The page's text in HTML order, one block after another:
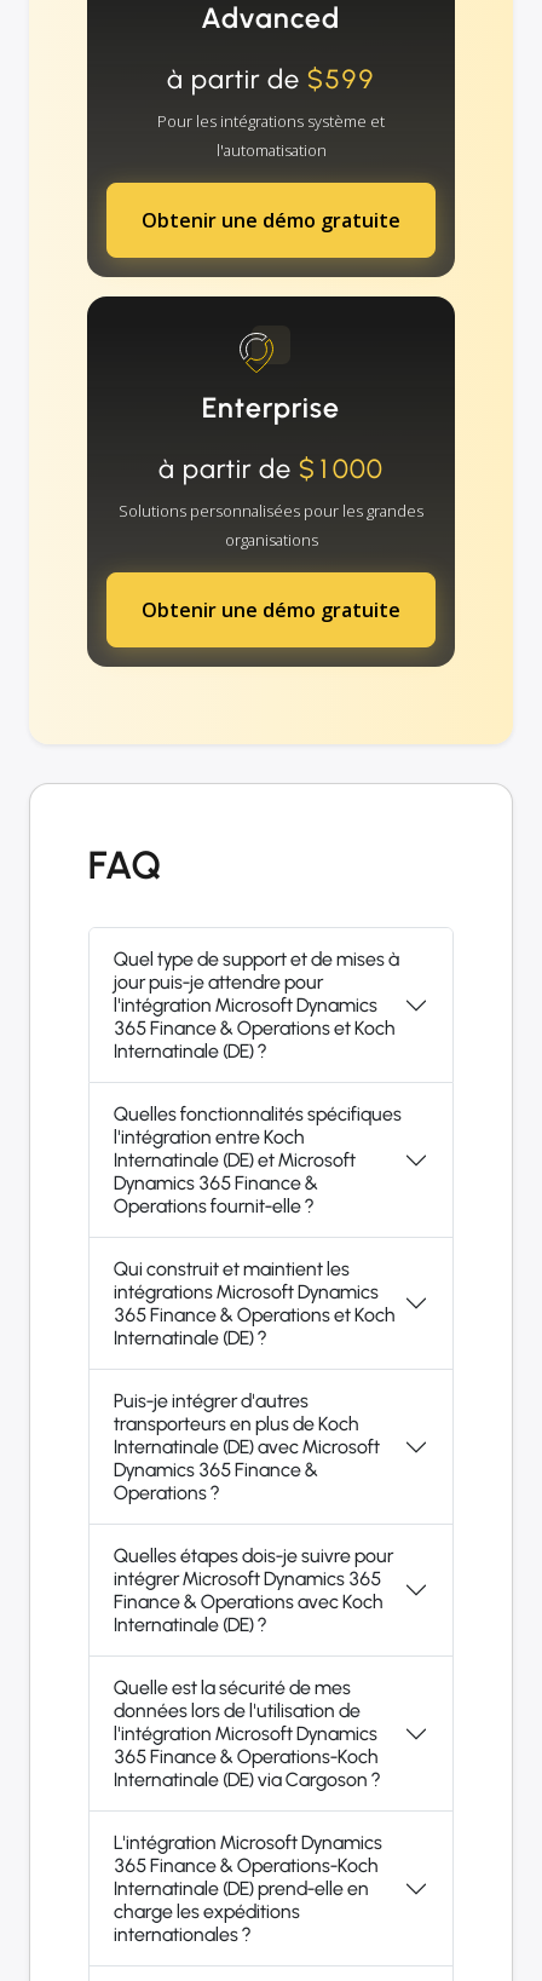
Advanced
à partir de $599
Pour les intégrations système et
l'automatisation
Obtenir une démo gratuite
Enterprise
à partir de $1000
Solutions personnalisées pour les grandes
organisations
Obtenir une démo gratuite
FAQ
Quel type de support et de mises à
jour puis-je attendre pour
l'intégration Microsoft Dynamics
365 Finance & Operations et Koch
Internatinale (DE) ?
Quelles fonctionnalités spécifiques
l'intégration entre Koch
Internatinale (DE) et Microsoft
Dynamics 365 Finance &
Operations fournit-elle ?
Qui construit et maintient les
intégrations Microsoft Dynamics
365 Finance & Operations et Koch
Internatinale (DE) ?
Puis-je intégrer d'autres
transporteurs en plus de Koch
Internatinale (DE) avec Microsoft
Dynamics 365 Finance &
Operations ?
Quelles étapes dois-je suivre pour
intégrer Microsoft Dynamics 365
Finance & Operations avec Koch
Internatinale (DE) ?
Quelle est la sécurité de mes
données lors de l'utilisation de
l'intégration Microsoft Dynamics
365 Finance & Operations-Koch
Internatinale (DE) via Cargoson ?
L'intégration Microsoft Dynamics
365 Finance & Operations-Koch
Internatinale (DE) prend-elle en
charge les expéditions
internationales ?